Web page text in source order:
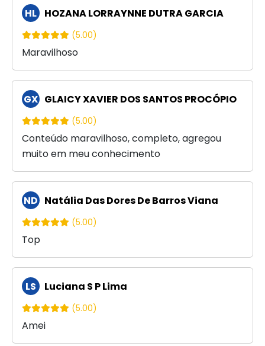
HL HOZANA LORRAYNNE DUTRA GARCIA
(5.00)
Maravilhoso
GX GLAICY XAVIER DOS SANTOS PROCÓPIO
(5.00)
Conteúdo maravilhoso, completo, agregou
muito em meu conhecimento
ND Natália Das Dores De Barros Viana
(5.00)
Top
LS Luciana S P Lima
(5.00)
Amei